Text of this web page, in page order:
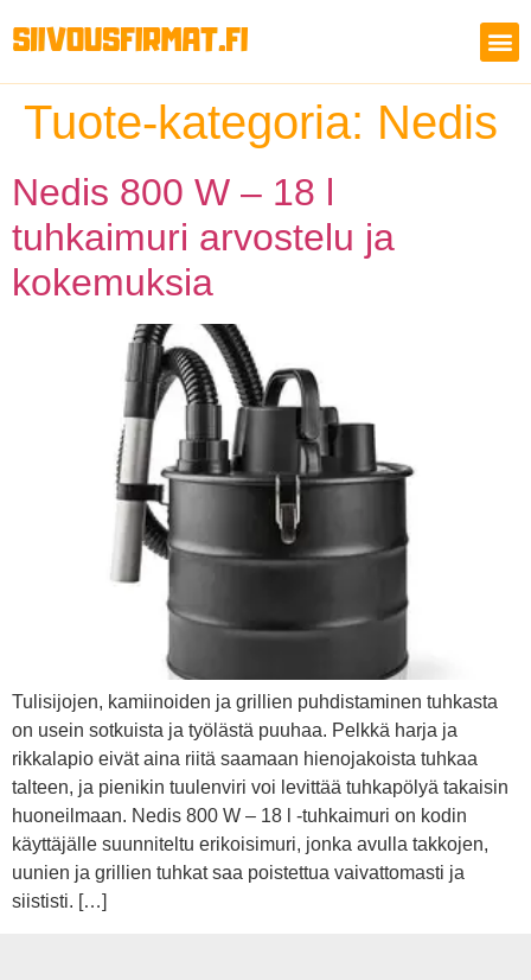
Tuote-kategoria: Nedis
Nedis 800 W – 18 l
tuhkaimuri arvostelu ja
kokemuksia
Tulisijojen, kamiinoiden ja grillien puhdistaminen tuhkasta
on usein sotkuista ja työlästä puuhaa. Pelkkä harja ja
rikkalapio eivät aina riitä saamaan hienojakoista tuhkaa
talteen, ja pienikin tuulenviri voi levittää tuhkapölyä takaisin
huoneilmaan. Nedis 800 W – 18 l -tuhkaimuri on kodin
käyttäjälle suunniteltu erikoisimuri, jonka avulla takkojen,
uunien ja grillien tuhkat saa poistettua vaivattomasti ja
siististi. […]